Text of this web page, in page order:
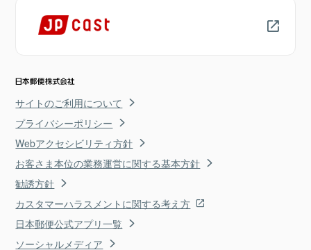
サイトのご利用について
プライバシーポリシー
Webアクセシビリティ方針
お客さま本位の業務運営に関する基本方針
勧誘方針
カスタマーハラスメントに関する考え方
日本郵便公式アプリ一覧
ソーシャルメディア